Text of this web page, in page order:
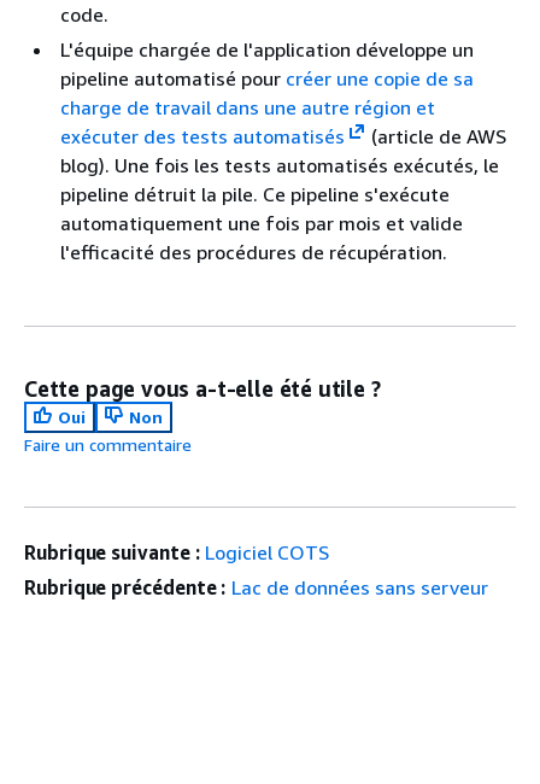
code.
L'équipe chargée de l'application développe un
pipeline automatisé pour créer une copie de sa
charge de travail dans une autre région et
exécuter des tests automatisés
(article de AWS
blog). Une fois les tests automatisés exécutés, le
pipeline détruit la pile. Ce pipeline s'exécute
automatiquement une fois par mois et valide
l'efficacité des procédures de récupération.
Cette page vous a-t-elle été utile ?
Oui
Non
Faire un commentaire
Rubrique suivante : Logiciel COTS
Rubrique précédente : Lac de données sans serveur